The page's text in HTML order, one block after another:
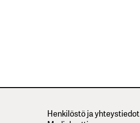
Henkilöstö ja yhteystiedot